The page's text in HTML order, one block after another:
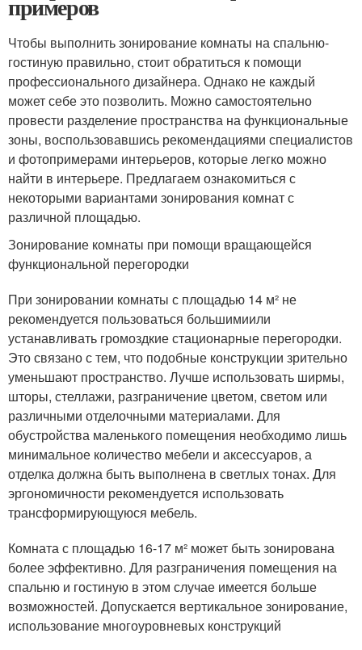
Чтобы выполнить зонирование комнаты на спальню-
гостиную правильно, стоит обратиться к помощи
профессионального дизайнера. Однако не каждый
может себе это позволить. Можно самостоятельно
провести разделение пространства на функциональные
зоны, воспользовавшись рекомендациями специалистов
и фотопримерами интерьеров, которые легко можно
найти в интерьере. Предлагаем ознакомиться с
некоторыми вариантами зонирования комнат с
различной площадью.
Зонирование комнаты при помощи вращающейся
функциональной перегородки
При зонировании комнаты с площадью 14 м² не
рекомендуется пользоваться большимиили
устанавливать громоздкие стационарные перегородки.
Это связано с тем, что подобные конструкции зрительно
уменьшают пространство. Лучше использовать ширмы,
шторы, стеллажи, разграничение цветом, светом или
различными отделочными материалами. Для
обустройства маленького помещения необходимо лишь
минимальное количество мебели и аксессуаров, а
отделка должна быть выполнена в светлых тонах. Для
эргономичности рекомендуется использовать
трансформирующуюся мебель.
Комната с площадью 16-17 м² может быть зонирована
более эффективно. Для разграничения помещения на
спальню и гостиную в этом случае имеется больше
возможностей. Допускается вертикальное зонирование,
использование многоуровневых конструкций